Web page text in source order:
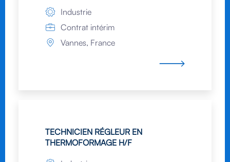
Industrie
Contrat intérim
Vannes, France
TECHNICIEN RÉGLEUR EN
THERMOFORMAGE H/F